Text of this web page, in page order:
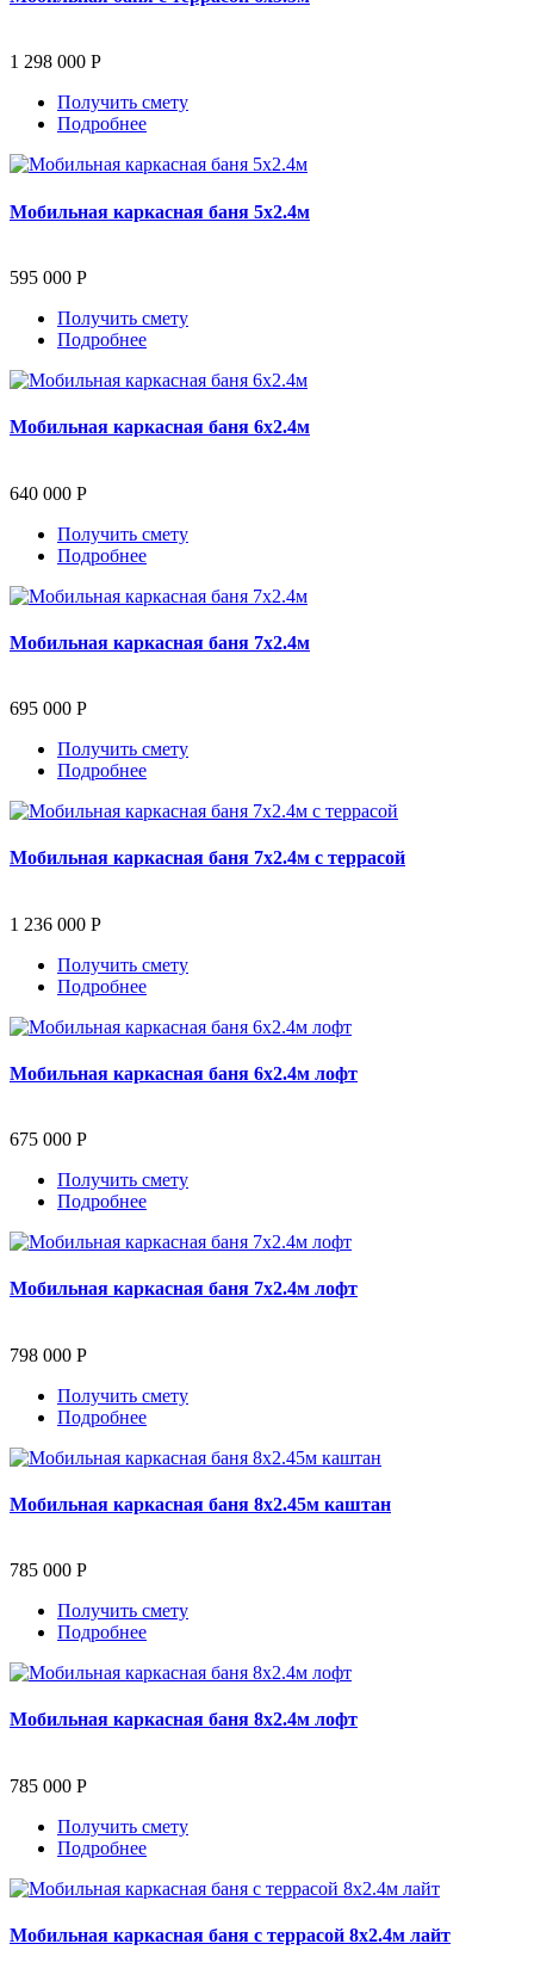
1 298 000 Р
Получить смету
Подробнее
Мобильная каркасная баня 5х2.4м
595 000 Р
Получить смету
Подробнее
Мобильная каркасная баня 6х2.4м
640 000 Р
Получить смету
Подробнее
Мобильная каркасная баня 7х2.4м
695 000 Р
Получить смету
Подробнее
Мобильная каркасная баня 7х2.4м с террасой
1 236 000 Р
Получить смету
Подробнее
Мобильная каркасная баня 6х2.4м лофт
675 000 Р
Получить смету
Подробнее
Мобильная каркасная баня 7х2.4м лофт
798 000 Р
Получить смету
Подробнее
Мобильная каркасная баня 8х2.45м каштан
785 000 Р
Получить смету
Подробнее
Мобильная каркасная баня 8х2.4м лофт
785 000 Р
Получить смету
Подробнее
Мобильная каркасная баня с террасой 8х2.4м лайт